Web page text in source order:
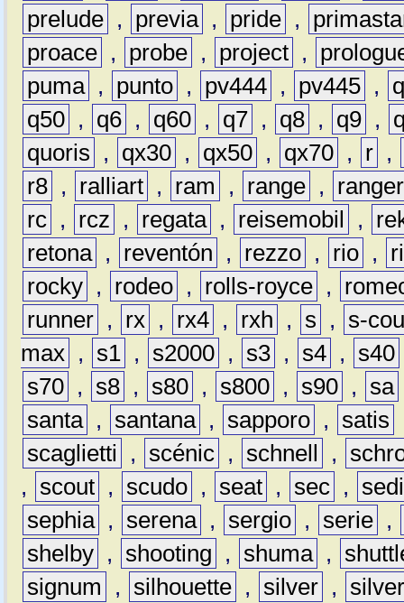
prelude , previa , pride ,
proace , probe , project ,
puma , punto , pv444 , pv445 ,
q50 , q6 , q60 , q7 , q8 , q9 ,
quoris
, qx30 , qx50 , qx70 , r ,
r8 , ralliart , ram , range ,
ranger
rc , rcz , regata , reisemobil ,
retona , reventón , rezzo , rio ,
rocky , rodeo , rolls-royce ,
runner , rx , rx4 , rxh , s ,
s-
max , s1 , s2000 , s3 , s4 , s40
s70 , s8 , s80 , s800 , s90 , sa
santa , santana , sapporo , satis
scaglietti
, scénic , schnell ,
,
scout , scudo , seat , sec ,
sephia , serena , sergio , serie ,
shelby , shooting , shuma ,
signum
, silhouette , silver ,